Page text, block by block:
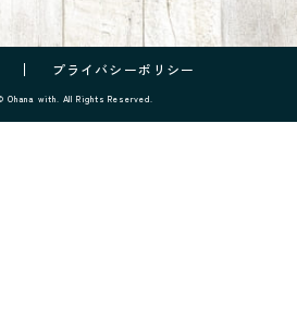
プライバシーポリシー
Ohana with. All Rights Reserved.